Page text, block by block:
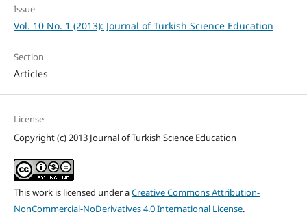
Issue
Vol. 10 No. 1 (2013): Journal of Turkish Science Education
Section
Articles
License
Copyright (c) 2013 Journal of Turkish Science Education
This work is licensed under aCreative Commons Attribution-
NonCommercial-NoDerivatives 4.0 International License.